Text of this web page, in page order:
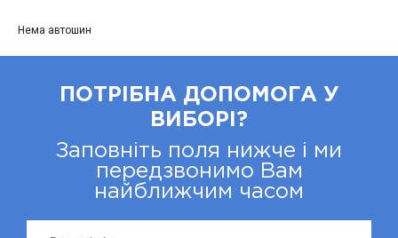
Нема автошин
ПОТРІБНА ДОПОМОГА У
ВИБОРІ?
Заповніть поля нижче і ми
передзвонимо Вам
найближчим часом